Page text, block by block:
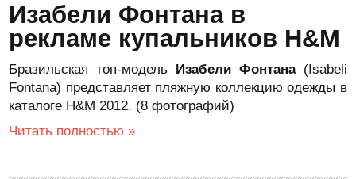
Изабели Фонтана в
рекламе купальников H&M
Бразильская топ-модель Изабели Фонтана(Isabeli
Fontana) представляет пляжную коллекцию одежды в
каталоге H&M 2012. (8 фотографий)
Читать полностью »